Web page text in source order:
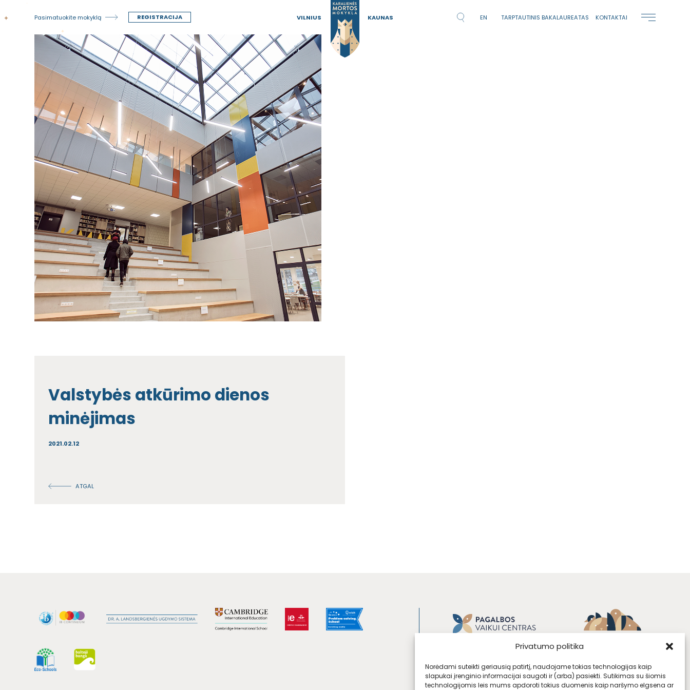
Privatumo politika
Norėdami suteikti geriausią patirtį, naudojame tokias technologijas kaip
slapukai įrenginio informacijai saugoti ir (arba) pasiekti. Sutikimas su šiomis
technologijomis leis mums apdoroti tokius duomenis kaip naršymo elgsena ar
Pasimatuokite mokyklą REGISTRACIJA VILNIUS KAUNAS EN TARPTAUTINIS BAKALAUREATAS KONTAKTAI
Valstybės atkūrimo dienos
minėjimas
2021.02.12
ATGAL